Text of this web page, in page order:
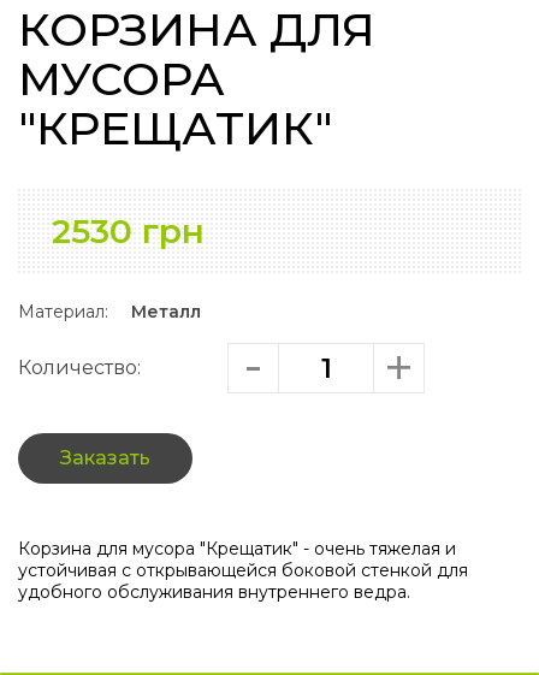
КОРЗИНА ДЛЯ
МУСОРА
"КРЕЩАТИК"
2530 грн
Материал: Металл
Количество:
Заказать
Корзина для мусора "Крещатик" - очень тяжелая и
устойчивая с открывающейся боковой стенкой для
удобного обслуживания внутреннего ведра.